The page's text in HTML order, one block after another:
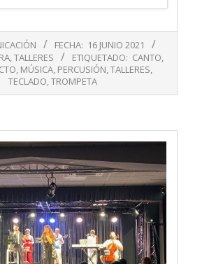
FECHA: 16 JUNIO 2021
,TALLERES ETIQUETADO: CANTO,
, MÚSICA, PERCUSIÓN,TALLERES,
TECLADO,TROMPETA